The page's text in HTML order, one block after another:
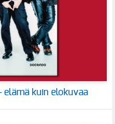
elämä kuin elokuvaa